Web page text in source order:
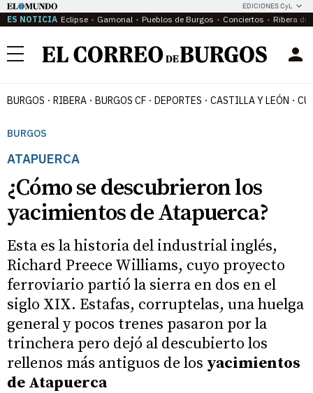
EDICIONES CyL
ES NOTICIA Eclipse Gamonal Pueblos de Burgos Conciertos Ribera del
Menú
BURGOS RIBERA BURGOS CF DEPORTES CASTILLA Y LEÓN
BURGOS
ATAPUERCA
¿Cómo se descubrieron los
yacimientos de Atapuerca?
Esta es la historia del industrial inglés,
Richard Preece Williams, cuyo proyecto
ferroviario partió la sierra en dos en el
siglo XIX. Estafas, corruptelas, una huelga
general y pocos trenes pasaron por la
trinchera pero dejó al descubierto los
rellenos más antiguos de los yacimientos
de Atapuerca